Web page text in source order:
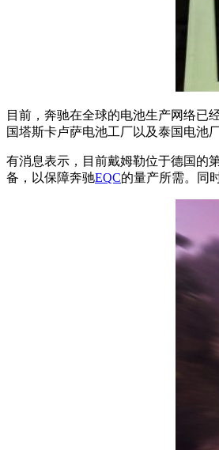
目前，奔驰在全球的电池生产网络已
国塔斯卡卢萨电池工厂以及泰国电池厂
有消息表示，目前戴姆勒位于德国的
备，以保障奔驰EQC的量产所需。同